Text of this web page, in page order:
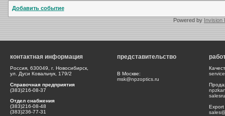
Добавить событие
Powered by Invision
контактная информация
Россия, 630049, г. Новосибирск,
ул. Дуси Ковальчук, 179/2
Справочная предприятия
(383)216-08-37
Отдел снабжения
(383)216-08-48
(383)236-77-31
представительство
В Москве:
msk@npzoptics.ru